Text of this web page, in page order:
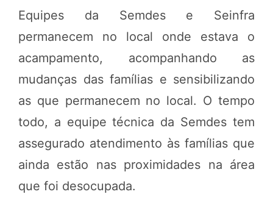
Equipes da Semdes e Seinfra
permanecem no local onde estava o
acampamento, acompanhando as
mudanças das famílias e sensibilizando
as que permanecem no local. O tempo
todo, a equipe técnica da Semdes tem
assegurado atendimento às famílias que
ainda estão nas proximidades na área
que foi desocupada.